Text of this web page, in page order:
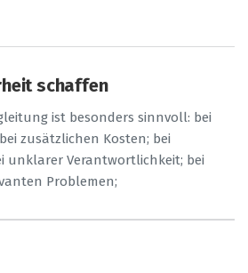
schaffen
ist besonders sinnvoll: bei
zusätzlichen Kosten; bei
unklarer Verantwortlichkeit; bei
Problemen;